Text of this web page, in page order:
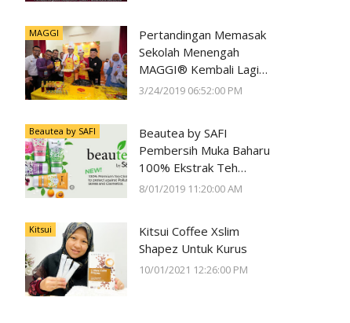
Deepavali Cheer di Lost
World of Tambun oleh
Sunway Group
MAGGI
Pertandingan Memasak
Sekolah Menengah
MAGGI® Kembali Lagi
Kali Ke-23
3/24/2019 06:52:00 PM
Beautea by SAFI
Beautea by SAFI
Pembersih Muka Baharu
100% Ekstrak Teh
Premium
8/01/2019 11:20:00 AM
Kitsui
Kitsui Coffee Xslim
Shapez Untuk Kurus
10/01/2021 12:26:00 PM